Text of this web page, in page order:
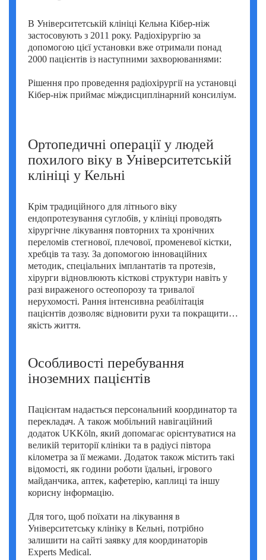
В Університетській клініці Кельна Кібер-ніж
застосовують з 2011 року. Радіохірургію за
допомогою цієї установки вже отримали понад
2000 пацієнтів із наступними захворюваннями:
Рішення про проведення радіохірургії на установці
Кібер-ніж приймає міждисциплінарний консиліум.
Ортопедичні операції у людей
похилого віку в Університетській
клініці у Кельні
Крім традиційного для літнього віку
ендопротезування суглобів, у клініці проводять
хірургічне лікування повторних та хронічних
переломів стегнової, плечової, променевої кістки,
хребців та тазу. За допомогою інноваційних
методик, спеціальних імплантатів та протезів,
хірурги відновлюють кісткові структури навіть у
разі вираженого остеопорозу та тривалої
нерухомості. Рання інтенсивна реабілітація
пацієнтів дозволяє відновити рухи та покращити
якість життя.
Особливості перебування
іноземних пацієнтів
Пацієнтам надається персональний координатор та
перекладач. А також мобільний навігаційний
додаток UKKöln, який допомагає орієнтуватися на
великій території клініки та в радіусі півтора
кілометра за її межами. Додаток також містить такі
відомості, як години роботи їдальні, ігрового
майданчика, аптек, кафетерію, каплиці та іншу
корисну інформацію.
Для того, щоб поїхати на лікування в
Університетську клініку в Кельні, потрібно
залишити на сайті заявку для координаторів
Experts Medical.